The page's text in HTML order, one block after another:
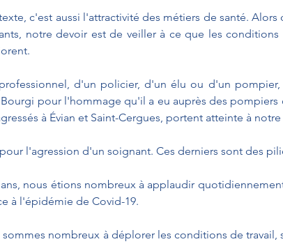
c'est aussi l'attractivité des métiers de santé. Alors
notre devoir est de veiller à ce que les conditions
d'un policier, d'un élu ou d'un
pour l'hommage qu'il a eu auprès des pompiers
à Évian et Saint-Cergues, portent atteinte à
l'agression d'un soignant. Ces derniers sont des
nous étions nombreux à applaudir
à l'épidémie de Covid-19.
nombreux à déplorer les conditions de travail,